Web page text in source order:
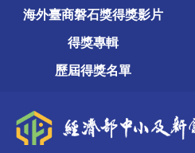
海外臺商磐石獎得獎影片
得獎專輯
歷屆得獎名單